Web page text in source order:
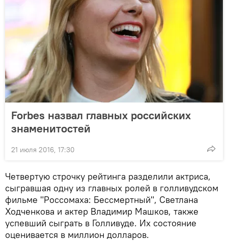
Forbes назвал главных российских
знаменитостей
21 июля 2016, 17:30
Четвертую строчку рейтинга разделили актриса,
сыгравшая одну из главных ролей в голливудском
фильме "Россомаха: Бессмертный", Светлана
Ходченкова и актер Владимир Машков, также
успевший сыграть в Голливуде. Их состояние
оценивается в миллион долларов.